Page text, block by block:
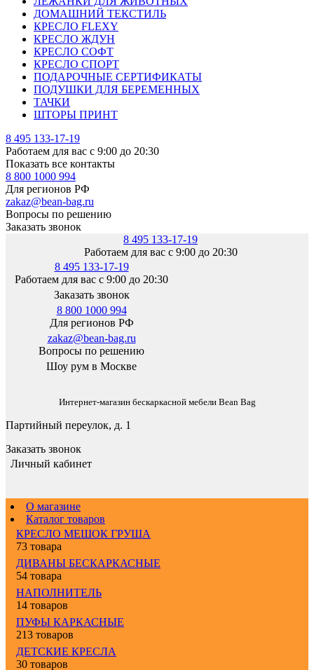
ДОМАШНИЙ ТЕКСТИЛЬ
КРЕСЛО FLEXY
КРЕСЛО ЖДУН
КРЕСЛО СОФТ
КРЕСЛО СПОРТ
ПОДАРОЧНЫЕ СЕРТИФИКАТЫ
ПОДУШКИ ДЛЯ БЕРЕМЕННЫХ
ТАЧКИ
ШТОРЫ ПРИНТ
8 495 133-17-19
Работаем для вас с 9:00 до 20:30
Показать все контакты
8 800 1000 994
Для регионов РФ
zakaz@bean-bag.ru
Вопросы по решению
Заказать звонок
8 495 133-17-19
Работаем для вас с 9:00 до 20:30
8 495 133-17-19
Работаем для вас с 9:00 до 20:30
Заказать звонок
8 800 1000 994
Для регионов РФ
zakaz@bean-bag.ru
Вопросы по решению
Шоу рум в Москве
Интернет-магазин бескаркасной мебели Bean Bag
Партийный переулок, д. 1
Заказать звонок
Личный кабинет
О магазине
Каталог товаров
КРЕСЛО МЕШОК ГРУША
73 товара
ДИВАНЫ БЕСКАРКАСНЫЕ
54 товара
НАПОЛНИТЕЛЬ
14 товаров
ПУФЫ КАРКАСНЫЕ
213 товаров
ДЕТСКИЕ КРЕСЛА
30 товаров